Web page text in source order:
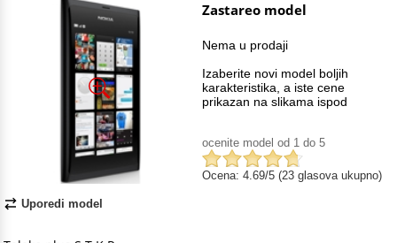
Uporedi model
Zastareo model
Nema u prodaji
Izaberite novi model boljih
karakteristika, a iste cene
prikazan na slikama ispod
ocenite model od 1 do 5
Ocena: 4.69/5 (23 glasova ukupno)